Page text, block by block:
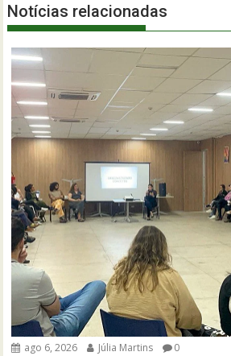
Notícias relacionadas
ago 6, 2026 Júlia Martins 0